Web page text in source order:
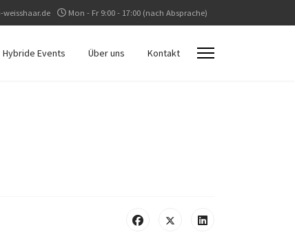
weisshaar.de Mon - Fr 9:00 - 17:00 (nach Absprache)
Hybride Events Über uns Kontakt